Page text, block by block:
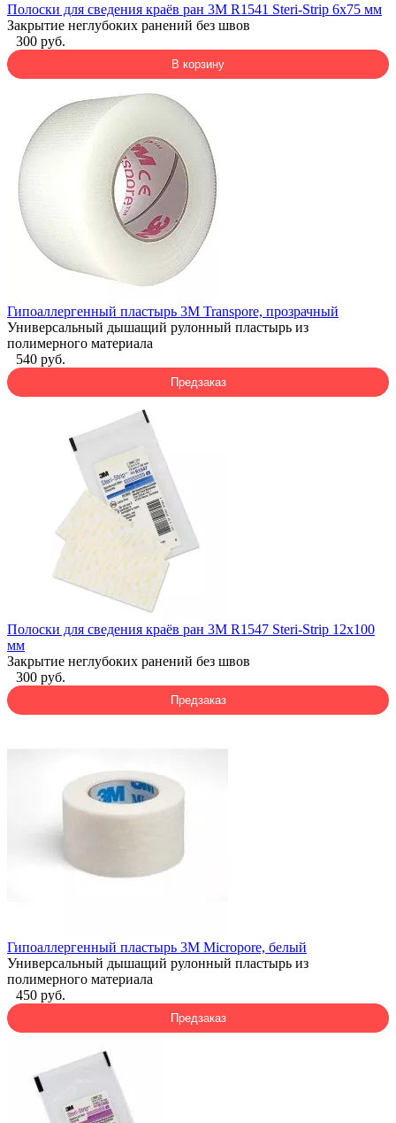
Полоски для сведения краёв ран 3M R1541 Steri-Strip 6x75 мм
Закрытие неглубоких ранений без швов
300 руб.
В корзину
Гипоаллергенный пластырь 3M Transpore, прозрачный
Универсальный дышащий рулонный пластырь из
полимерного материала
540 руб.
Предзаказ
Полоски для сведения краёв ран 3M R1547 Steri-Strip 12x100
мм
Закрытие неглубоких ранений без швов
300 руб.
Предзаказ
Гипоаллергенный пластырь 3M Micropore, белый
Универсальный дышащий рулонный пластырь из
полимерного материала
450 руб.
Предзаказ